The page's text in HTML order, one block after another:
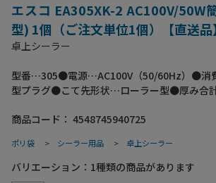
エスコ EA305XK-2 AC100V/50W
型) 1個（ご注文単位1個）【直送品】
卓上シーラー
型番…305●電源…AC100V（50/60Hz）●
型プラグ●こて先形状…ローラー型●厚み合
所を取らない、こてタイプの簡易型シーラー
作業を行って下さい。のせずに作業すると袋
ズ:345×76×58●梱包重量213.7g
商品コード： 4548745940725
ポリ袋 > シーラー用品 > 卓上シーラー
バリエーション： 1種類の商品があります